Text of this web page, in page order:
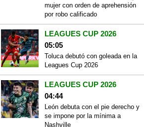
mujer con orden de aprehensión
por robo calificado
LEAGUES CUP 2026
05:05
Toluca debutó con goleada en la
Leagues Cup 2026
LEAGUES CUP 2026
04:44
León debuta con el pie derecho y
se impone por la mínima a
Nashville